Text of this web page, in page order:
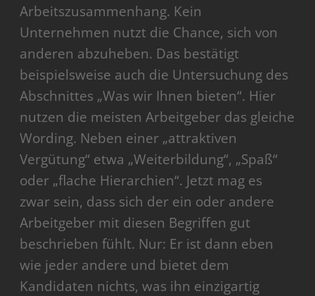
Arbeitszusammenhang. Kein
Unternehmen nutzt die Chance, sich von
anderen abzuheben. Das bestätigt
beispielsweise auch die Untersuchung des
Abschnittes „Was wir Ihnen bieten“. Hier
nutzen die meisten Arbeitgeber das gleiche
Wording. Neben einer „attraktiven
Vergütung“ etwa „Weiterbildung“, „Spaß“
oder „flache Hierarchien“. Jetzt mag es
zwar sein, dass sich der ein oder andere
Arbeitgeber mit diesen Begriffen gut
beschrieben fühlt. Nur: Er ist dann eben
wie jeder andere und bietet dem
Kandidaten nichts, was ihn einzigartig